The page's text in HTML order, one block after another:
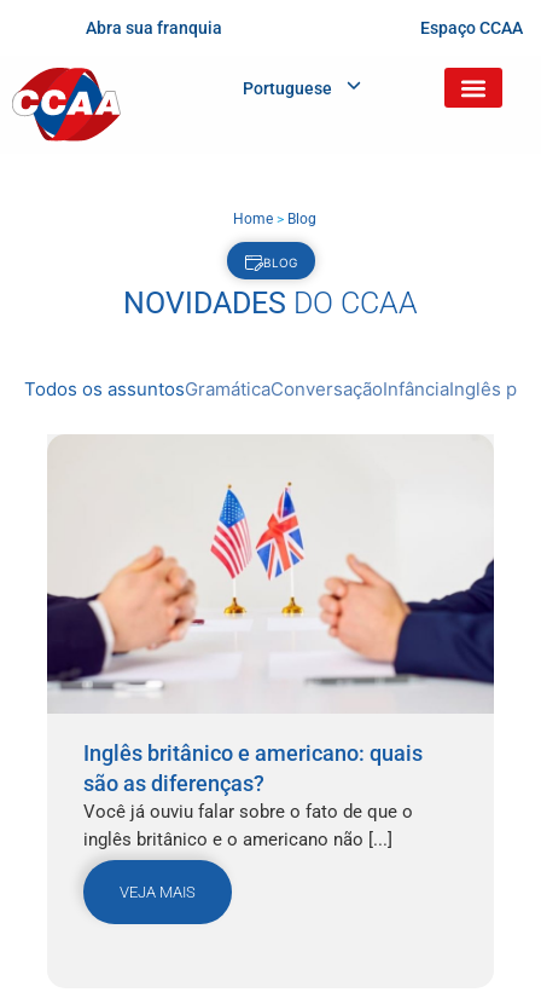
Abra sua franquia Espaço CCAA
Portuguese
Home > Blog
BLOG
NOVIDADES DO CCAA
Todos os assuntosGramáticaConversaçãoInfânciaInglês
Inglês britânico e americano: quais
são as diferenças?
Você já ouviu falar sobre o fato de que o
inglês britânico e o americano não [...]
VEJA MAIS